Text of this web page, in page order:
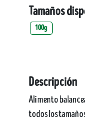
Tamaños
100g
Descripción
Alimento
todos los